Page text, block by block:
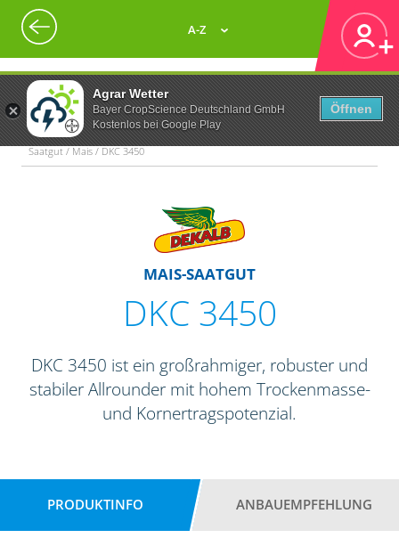
Agrar Wetter
Bayer CropScience Deutschland GmbH
Kostenlos bei Google Play
Öffnen
A-Z
Saatgut / Mais / DKC 3450
MAIS-SAATGUT
DKC 3450
DKC 3450 ist ein großrahmiger, robuster und
stabiler Allrounder mit hohem Trockenmasse-
und Kornertragspotenzial.
PRODUKTINFO ANBAUEMPFEHLUNG